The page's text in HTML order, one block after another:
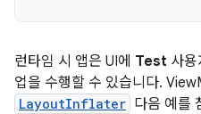
런타임 시 앱은 UI에 Test 사
업을 수행할 수 있습니다.
LayoutInflater 다음 예를